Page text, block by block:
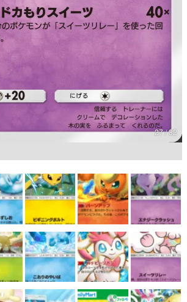
とは？
27 / 32